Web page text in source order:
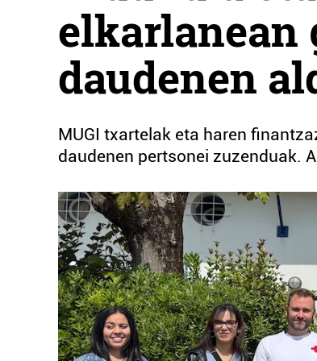
elkarlanean
daudenen
MUGI txartelak eta haren
daudenen pertsonei zuzenduak.